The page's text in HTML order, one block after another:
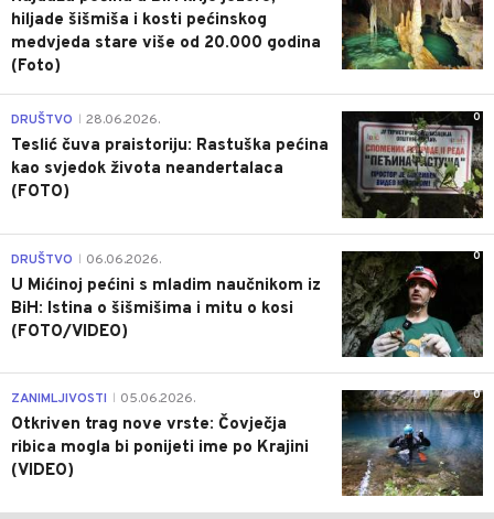
hiljade šišmiša i kosti pećinskog
medvjeda stare više od 20.000 godina
(Foto)
0
DRUŠTVO 28.06.2026.
Teslić čuva praistoriju: Rastuška pećina
kao svjedok života neandertalaca
(FOTO)
0
DRUŠTVO 06.06.2026.
U Mićinoj pećini s mladim naučnikom iz
BiH: Istina o šišmišima i mitu o kosi
(FOTO/VIDEO)
0
ZANIMLJIVOSTI 05.06.2026.
Otkriven trag nove vrste: Čovječja
ribica mogla bi ponijeti ime po Krajini
(VIDEO)